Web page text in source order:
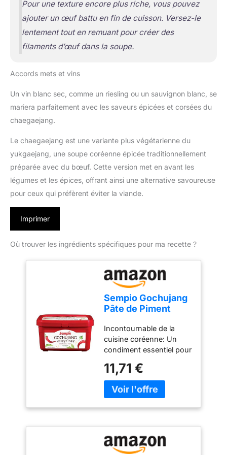
Pour une texture encore plus riche, vous pouvez
ajouter un œuf battu en fin de cuisson. Versez-le
lentement tout en remuant pour créer des
filaments d’œuf dans la soupe.
Accords mets et vins
Un vin blanc sec, comme un riesling ou un sauvignon blanc, se
mariera parfaitement avec les saveurs épicées et corsées du
chaegaejang.
Le chaegaejang est une variante plus végétarienne du
yukgaejang, une soupe coréenne épicée traditionnellement
préparée avec du bœuf. Cette version met en avant les
légumes et les épices, offrant ainsi une alternative savoureuse
pour ceux qui préfèrent éviter la viande.
Imprimer
Où trouver les ingrédients spécifiques pour ma recette ?
Sempio Gochujang
Pâte de Piment
Incontournable de la
cuisine coréenne: Un
condiment essentiel pour
coréens authentiques
Origine du produit:
Fabriqué en Corée du
traditionnelle Profil de
saveur unique: La pâte
permet de donner à vos
11,71 €